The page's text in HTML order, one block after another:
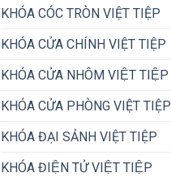
KHÓA CÓC TRÒN VIỆT TIỆP
KHÓA CỬA CHÍNH VIỆT TIỆP
KHÓA CỬA NHÔM VIỆT TIỆP
KHÓA CỬA PHÒNG VIỆT TIỆP
KHÓA ĐẠI SẢNH VIỆT TIỆP
KHÓA ĐIỆN TỬ VIỆT TIỆP